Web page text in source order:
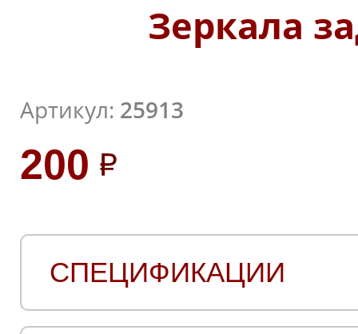
Зеркала
Артикул: 25913
200
СПЕЦИФИКАЦИИ